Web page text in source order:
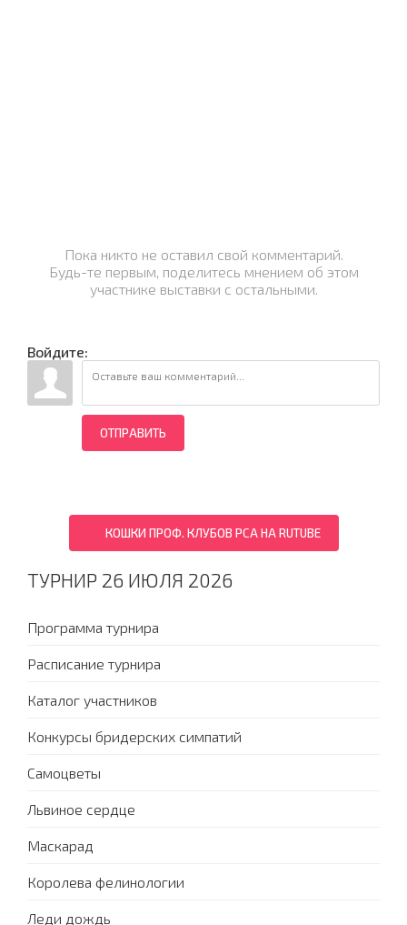
Пока никто не оставил свой комментарий.
Будь-те первым, поделитесь мнением об этом
участнике выставки с остальными.
Войдите:
ОТПРАВИТЬ
КОШКИ ПРОФ. КЛУБОВ PCA НА RUTUBE
ТУРНИР 26 ИЮЛЯ 2026
Программа турнира
Расписание турнира
Каталог участников
Конкурсы бридерских симпатий
Самоцветы
Львиное сердце
Маскарад
Королева фелинологии
Леди дождь